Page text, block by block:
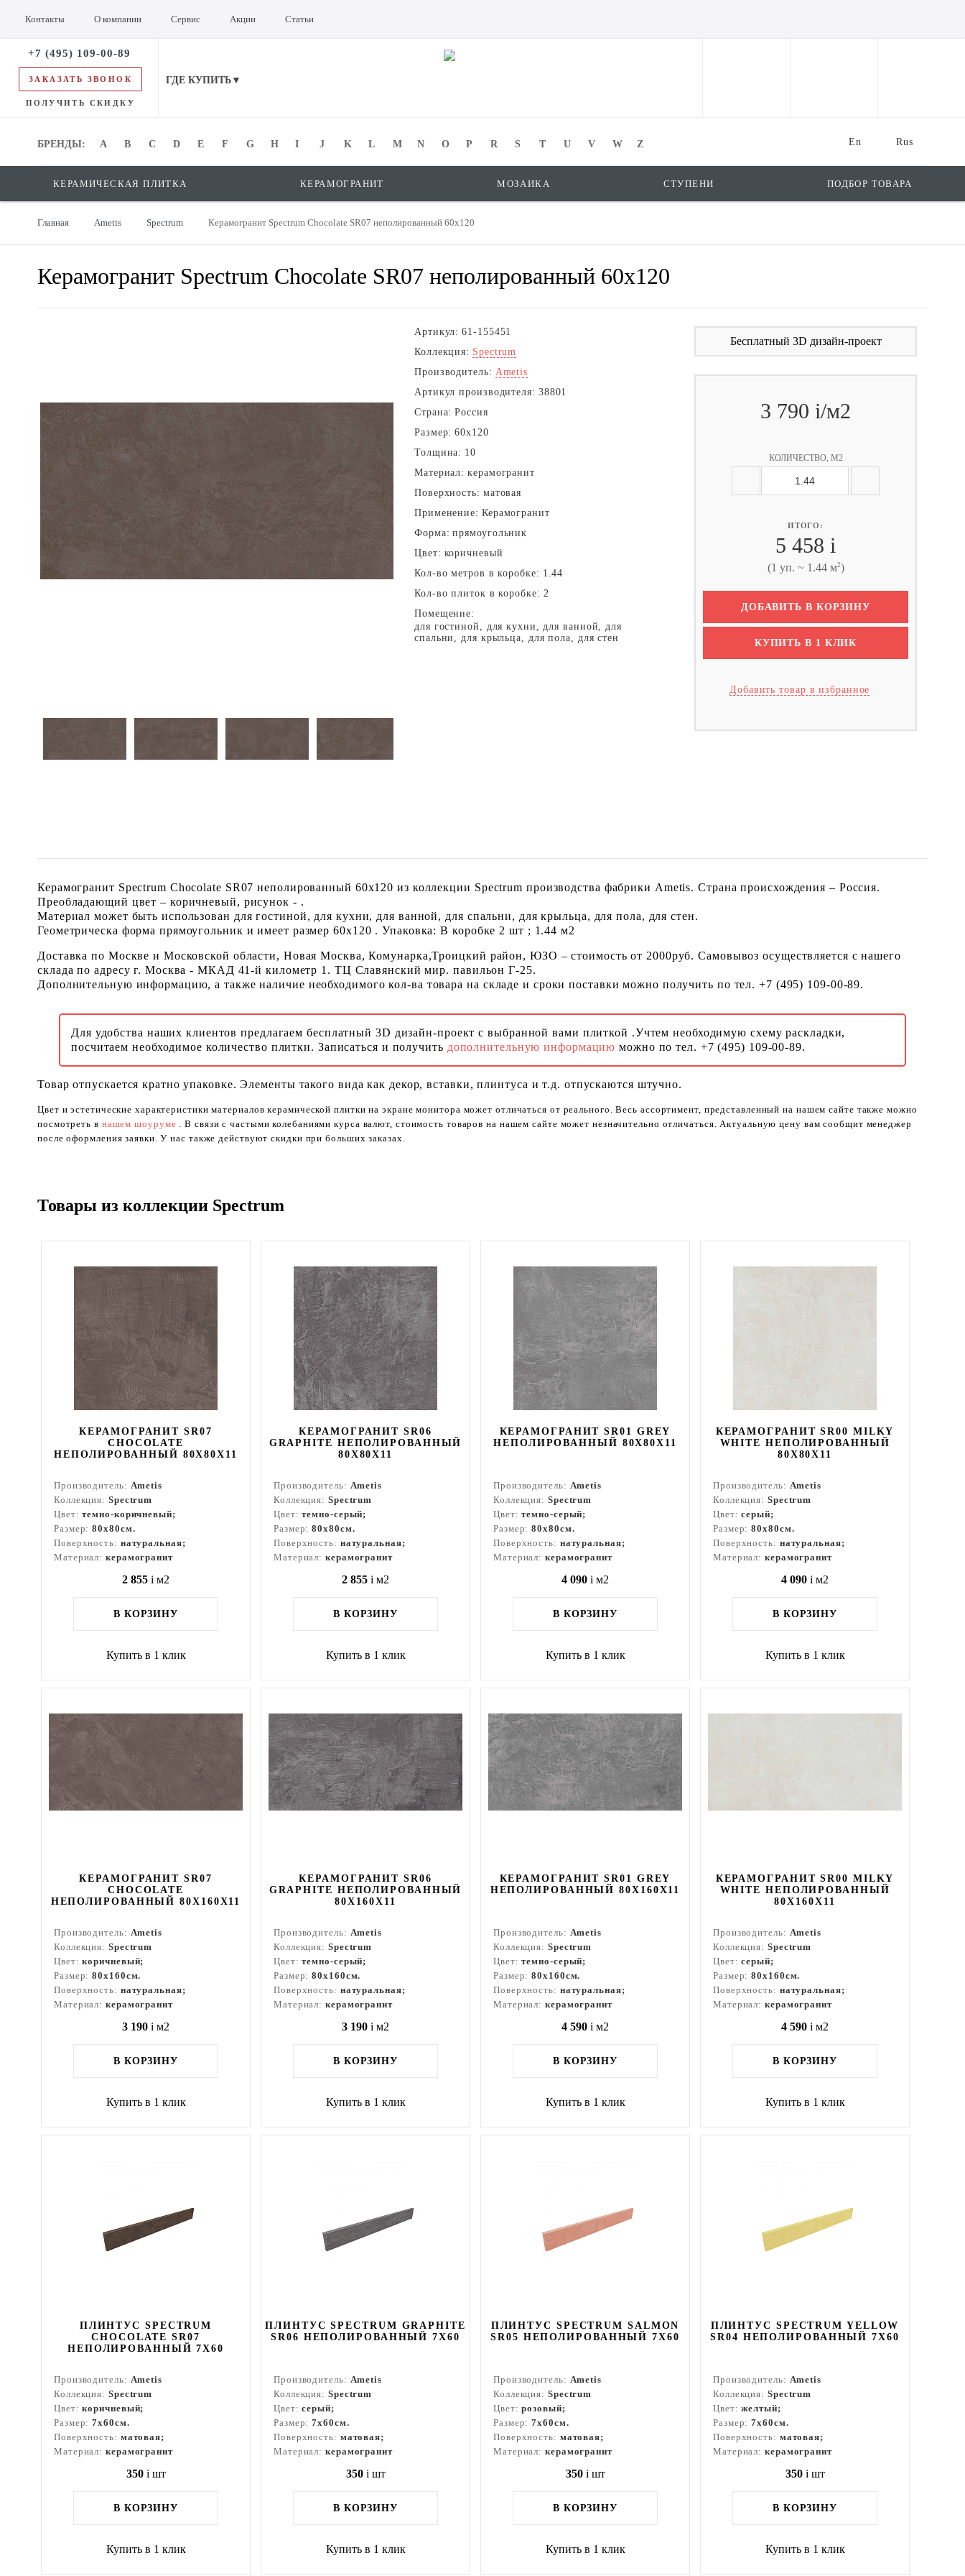
Контакты О компании Сервис Акции Статьи
+7 (495) 109-00-89
ЗАКАЗАТЬ ЗВОНОК
ПОЛУЧИТЬ СКИДКУ
ГДЕ КУПИТЬ▼
Rus
En
БРЕНДЫ: A B C D E F G H I J K L M N O P R S T U V W Z
БРЕНДЫ:
КЕРАМИЧЕСКАЯ ПЛИТКА КЕРАМОГРАНИТ МОЗАИКА СТУПЕНИ ПОДБОР ТОВАРА
Главная Ametis Spectrum Керамогранит Spectrum Chocolate SR07 неполированный 60x120
Керамогранит Spectrum Chocolate SR07 неполированный 60x120
Артикул: 61-155451
Коллекция: Spectrum
Производитель: Ametis
Артикул производителя: 38801
Страна: Россия
Размер: 60x120
Толщина: 10
Материал: керамогранит
Поверхность: матовая
Применение: Керамогранит
Форма: прямоугольник
Цвет: коричневый
Кол-во метров в коробке: 1.44
Кол-во плиток в коробке: 2
Помещение:
для гостиной, для кухни, для ванной, для
спальни, для крыльца, для пола, для стен
Бесплатный 3D дизайн-проект
3 790 i/м2
КОЛИЧЕСТВО, М2
ИТОГО:
5 458 i
(1 уп. ~ 1.44 м2)
ДОБАВИТЬ В КОРЗИНУ
КУПИТЬ В 1 КЛИК
Добавить товар в избранное
Керамогранит Spectrum Chocolate SR07 неполированный 60x120 из коллекции Spectrum производства фабрики Ametis. Страна происхождения – Россия.
Преобладающий цвет – коричневый, рисунок - .
Материал может быть использован для гостиной, для кухни, для ванной, для спальни, для крыльца, для пола, для стен.
Геометрическа форма прямоугольник и имеет размер 60x120 . Упаковка: В коробке 2 шт ; 1.44 м2
Доставка по Москве и Московской области, Новая Москва, Комунарка,Троицкий район, ЮЗО – стоимость от 2000руб. Самовывоз осуществляется с нашего
склада по адресу г. Москва - МКАД 41-й километр 1. ТЦ Славянский мир. павильон Г-25.
Дополнительную информацию, а также наличие необходимого кол-ва товара на складе и сроки поставки можно получить по тел. +7 (495) 109-00-89.
Для удобства наших клиентов предлагаем бесплатный 3D дизайн-проект с выбранной вами плиткой .Учтем необходимую схему раскладки,
посчитаем необходимое количество плитки. Записаться и получить дополнительную информациюможно по тел. +7 (495) 109-00-89.
Товар отпускается кратно упаковке. Элементы такого вида как декор, вставки, плинтуса и т.д. отпускаются штучно.
Цвет и эстетические характеристики материалов керамической плитки на экране монитора может отличаться от реального. Весь ассортимент, представленный на нашем сайте также можно
посмотреть в нашем шоуруме . В связи с частыми колебаниями курса валют, стоимость товаров на нашем сайте может незначительно отличаться. Актуальную цену вам сообщит менеджер
после оформления заявки. У нас также действуют скидки при больших заказах.
Товары из коллекции Spectrum
КЕРАМОГРАНИТ SR07
CHOCOLATE
НЕПОЛИРОВАННЫЙ 80X80Х11
Производитель: Ametis
Коллекция: Spectrum
Цвет:темно-коричневый;
Размер:80x80см.
Поверхность: натуральная;
Материал: керамогранит
2 855 i м2
В КОРЗИНУ
Купить в 1 клик
КЕРАМОГРАНИТ SR06
GRAPHITE НЕПОЛИРОВАННЫЙ
80X80Х11
Производитель: Ametis
Коллекция: Spectrum
Цвет:темно-серый;
Размер:80x80см.
Поверхность: натуральная;
Материал: керамогранит
2 855 i м2
В КОРЗИНУ
Купить в 1 клик
КЕРАМОГРАНИТ SR01 GREY
НЕПОЛИРОВАННЫЙ 80X80Х11
Производитель: Ametis
Коллекция: Spectrum
Цвет:темно-серый;
Размер:80x80см.
Поверхность: натуральная;
Материал: керамогранит
4 090 i м2
В КОРЗИНУ
Купить в 1 клик
КЕРАМОГРАНИТ SR00 MILKY
WHITE НЕПОЛИРОВАННЫЙ
80X80Х11
Производитель: Ametis
Коллекция: Spectrum
Цвет:серый;
Размер:80x80см.
Поверхность: натуральная;
Материал: керамогранит
4 090 i м2
В КОРЗИНУ
Купить в 1 клик
КЕРАМОГРАНИТ SR07
CHOCOLATE
НЕПОЛИРОВАННЫЙ 80X160Х11
Производитель: Ametis
Коллекция: Spectrum
Цвет:коричневый;
Размер:80x160см.
Поверхность: натуральная;
Материал: керамогранит
3 190 i м2
В КОРЗИНУ
Купить в 1 клик
КЕРАМОГРАНИТ SR06
GRAPHITE НЕПОЛИРОВАННЫЙ
80X160Х11
Производитель: Ametis
Коллекция: Spectrum
Цвет:темно-серый;
Размер:80x160см.
Поверхность: натуральная;
Материал: керамогранит
3 190 i м2
В КОРЗИНУ
Купить в 1 клик
КЕРАМОГРАНИТ SR01 GREY
НЕПОЛИРОВАННЫЙ 80X160Х11
Производитель: Ametis
Коллекция: Spectrum
Цвет:темно-серый;
Размер:80x160см.
Поверхность: натуральная;
Материал: керамогранит
4 590 i м2
В КОРЗИНУ
Купить в 1 клик
КЕРАМОГРАНИТ SR00 MILKY
WHITE НЕПОЛИРОВАННЫЙ
80X160Х11
Производитель: Ametis
Коллекция: Spectrum
Цвет:серый;
Размер:80x160см.
Поверхность: натуральная;
Материал: керамогранит
4 590 i м2
В КОРЗИНУ
Купить в 1 клик
ПЛИНТУС SPECTRUM
CHOCOLATE SR07
НЕПОЛИРОВАННЫЙ 7X60
Производитель: Ametis
Коллекция: Spectrum
Цвет:коричневый;
Размер:7x60см.
Поверхность: матовая;
Материал: керамогранит
350 i шт
В КОРЗИНУ
Купить в 1 клик
ПЛИНТУС SPECTRUM GRAPHITE
SR06 НЕПОЛИРОВАННЫЙ 7X60
Производитель: Ametis
Коллекция: Spectrum
Цвет:серый;
Размер:7x60см.
Поверхность: матовая;
Материал: керамогранит
350 i шт
В КОРЗИНУ
Купить в 1 клик
ПЛИНТУС SPECTRUM SALMON
SR05 НЕПОЛИРОВАННЫЙ 7X60
Производитель: Ametis
Коллекция: Spectrum
Цвет:розовый;
Размер:7x60см.
Поверхность: матовая;
Материал: керамогранит
350 i шт
В КОРЗИНУ
Купить в 1 клик
ПЛИНТУС SPECTRUM YELLOW
SR04 НЕПОЛИРОВАННЫЙ 7X60
Производитель: Ametis
Коллекция: Spectrum
Цвет:желтый;
Размер:7x60см.
Поверхность: матовая;
Материал: керамогранит
350 i шт
В КОРЗИНУ
Купить в 1 клик